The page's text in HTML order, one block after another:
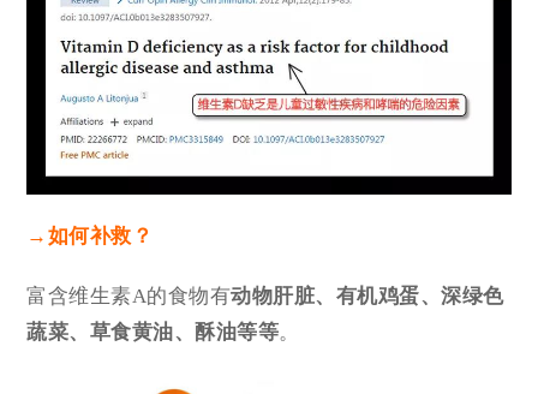
→如何补救？
富含维生素A的食物有动物肝脏、有机鸡蛋、深绿色
蔬菜、草食黄油、酥油等等。